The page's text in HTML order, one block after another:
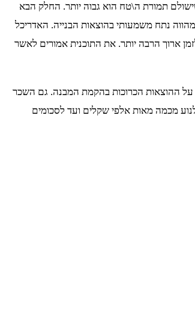
תמורת ה\טח הוא גבוה יותר. החלק הבא
נתח משמעותי בהוצאות הבנייה. האדריכל
ארוך הרבה יותר. את התוכנית אמורים לאשר
על ההוצאות הכרוכות בהקמת המבנה. גם השכר
מכמה מאות אלפי שקלים ועד לסכומים